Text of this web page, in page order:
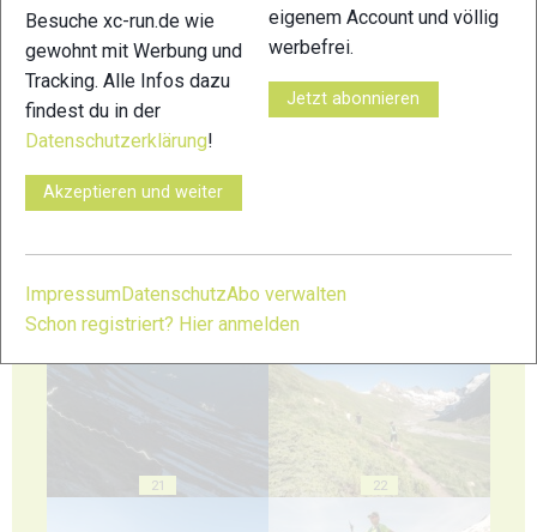
17
21 22
Besuche xc-run.de wie
gewohnt mit Werbung und
Tracking. Alle Infos dazu
findest du in der
Datenschutzerklärung!
Akzeptieren und weiter
eigenem Account und völlig
werbefrei.
Jetzt abonnieren
Impressum DatenschutzAbo verwalten
Schon registriert? Hier anmelden